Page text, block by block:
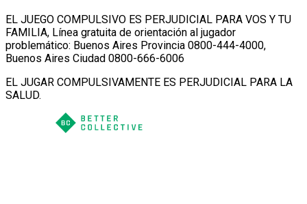
EL JUEGO COMPULSIVO ES PERJUDICIAL PARA VOS Y TU
FAMILIA, Línea gratuita de orientación al jugador
problemático: Buenos Aires Provincia 0800-444-4000,
Buenos Aires Ciudad 0800-666-6006
EL JUGAR COMPULSIVAMENTE ES PERJUDICIAL PARA LA
SALUD.